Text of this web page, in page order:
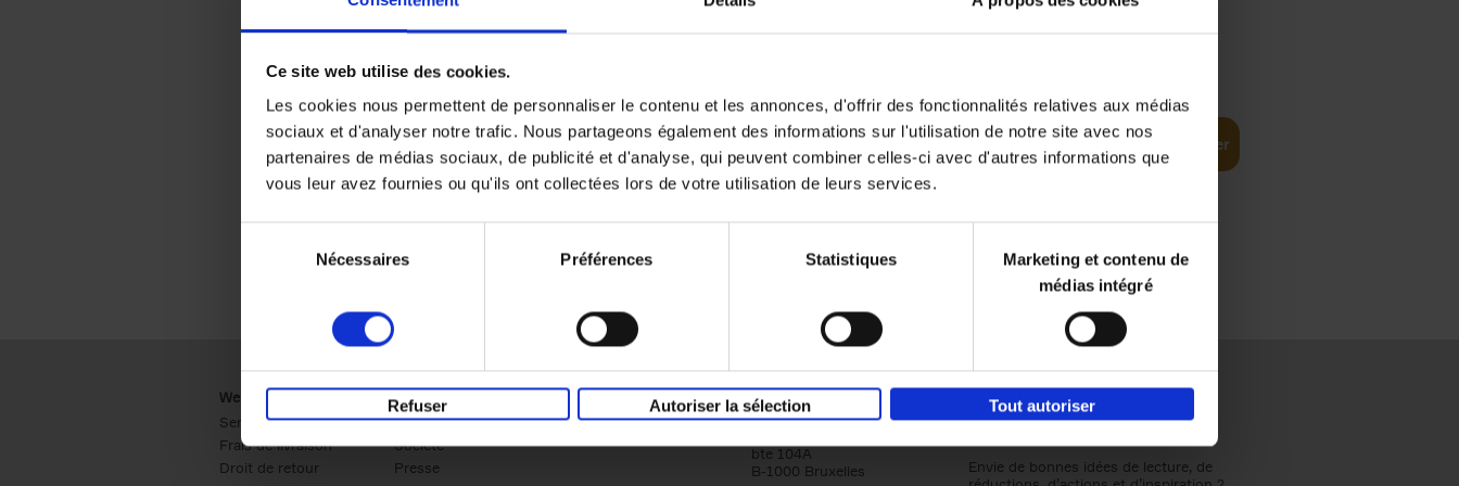
Ce site web utilise des cookies.
Les cookies nous permettent de personnaliser le contenu et les annonces, d'offrir des fonctionnalités relatives aux médias
sociaux et d'analyser notre trafic. Nous partageons également des informations sur l'utilisation de notre site avec nos
partenaires de médias sociaux, de publicité et d'analyse, qui peuvent combiner celles-ci avec d'autres informations que
vous leur avez fournies ou qu'ils ont collectées lors de votre utilisation de leurs services.
Nécessaires Préférences Statistiques
Marketing et contenu de
médias intégré
Refuser Autoriser la sélection Tout autoriser
Planning to Promoting
Clo Willaerts
Couverture souple
352 Ajouter au panier
Webshop
Service clients
Frais de livraison
Droit de retour
Business
Ventes
Société
Presse
Société
Qui sommes-nous?
Éditions Racine
Tour & Taxis
bte 104A
B-1000 Bruxelles
Envie de bonnes idées de lecture, de